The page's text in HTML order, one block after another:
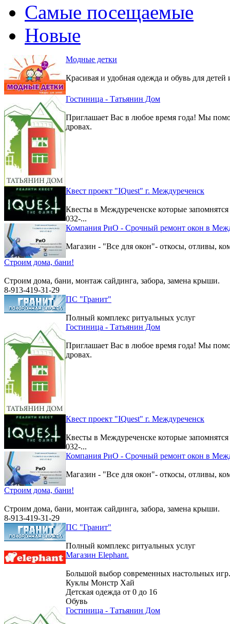
Самые посещаемые
Новые
Модные детки
Красивая и удобная одежда и обувь для детей
Гостиница - Татьянин Дом
Приглашает Вас в любое время года! Мы
дровах.
Квест проект "IQuest" г. Междуреченск
Квесты в Междуреченске которые
032-...
Компания РиО - Срочный ремонт окон в
Магазин - "Все для окон"- откосы, отливы,
Строим дома, бани!
Строим дома, бани, монтаж сайдинга, забора, замена крыши.
8-913-419-31-29
ПС "Гранит"
Полный комплекс ритуальных услуг
Гостиница - Татьянин Дом
Приглашает Вас в любое время года! Мы
дровах.
Квест проект "IQuest" г. Междуреченск
Квесты в Междуреченске которые
032-...
Компания РиО - Срочный ремонт окон в
Магазин - "Все для окон"- откосы, отливы,
Строим дома, бани!
Строим дома, бани, монтаж сайдинга, забора, замена крыши.
8-913-419-31-29
ПС "Гранит"
Полный комплекс ритуальных услуг
Магазин Elephant.
Большой выбор современных настольных игр.
Куклы Монстр Хай
Детская одежда от 0 до 16
Обувь
Гостиница - Татьянин Дом